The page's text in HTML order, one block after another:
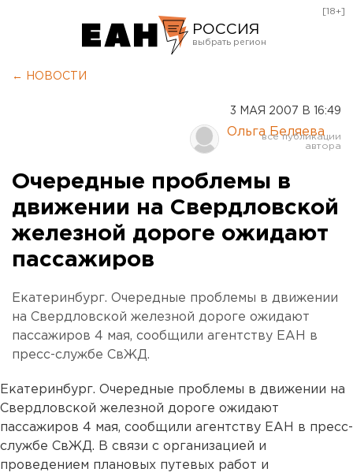
РОССИЯ
Курган
Оренбург
[18+]
← НОВОСТИ
3 МАЯ 2007 В 16:49
Ольга Беляева
Очередные проблемы в
движении на Свердловской
железной дороге ожидают
пассажиров
Екатеринбург. Очередные проблемы в движении
на Свердловской железной дороге ожидают
пассажиров 4 мая, сообщили агентству ЕАН в
пресс-службе СвЖД.
Екатеринбург. Очередные проблемы в движении на
Свердловской железной дороге ожидают
пассажиров 4 мая, сообщили агентству ЕАН в пресс-
службе СвЖД. В связи с организацией и
проведением плановых путевых работ и